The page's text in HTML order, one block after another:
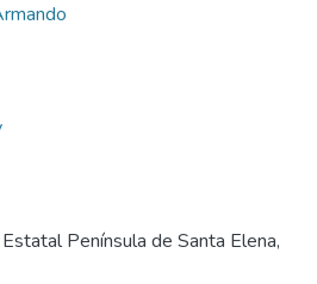
Península de Santa Elena,